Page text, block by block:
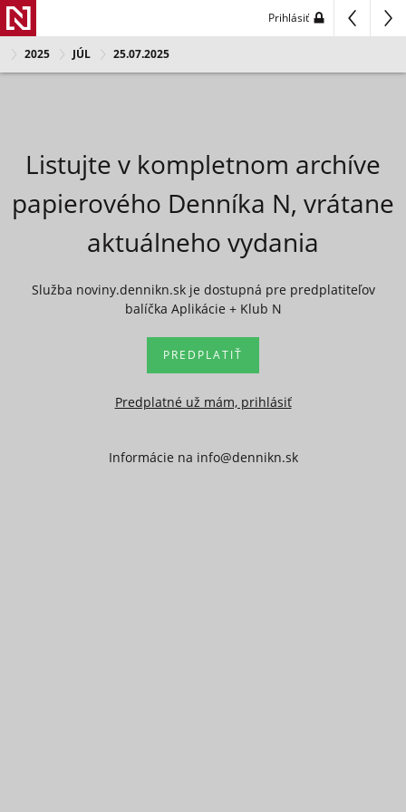
Prihlásiť
2025 JÚL 25.07.2025
Listujte v kompletnom archíve
papierového Denníka N, vrátane
aktuálneho vydania
Služba noviny.dennikn.sk je dostupná pre predplatiteľov
balíčka Aplikácie + Klub N
PREDPLATIŤ
Predplatné už mám, prihlásiť
Informácie na info@dennikn.sk